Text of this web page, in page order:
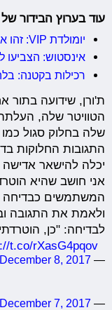
עוד בערוץ הבידור של
יומולדת VIP: זהו את הרגעים של ליאנה עיון
אינסטוש: הצביעו
רכילות בקטנה:
ת'ורן, שידועה
הטוויטר שלה,
שלה בחלוק סגול
התגובות החלוקות
יכלה להישאר אדישה
אני חושב שהיא
המשתמשים כבדיחה
ולאמת את התגובה
לבדיחה: "כן,
t.co/rXasG4pqov
— bella thorne (@bellathorne)
December 8, 2017
— bella thorne (@bellathorne)
December 7, 2017